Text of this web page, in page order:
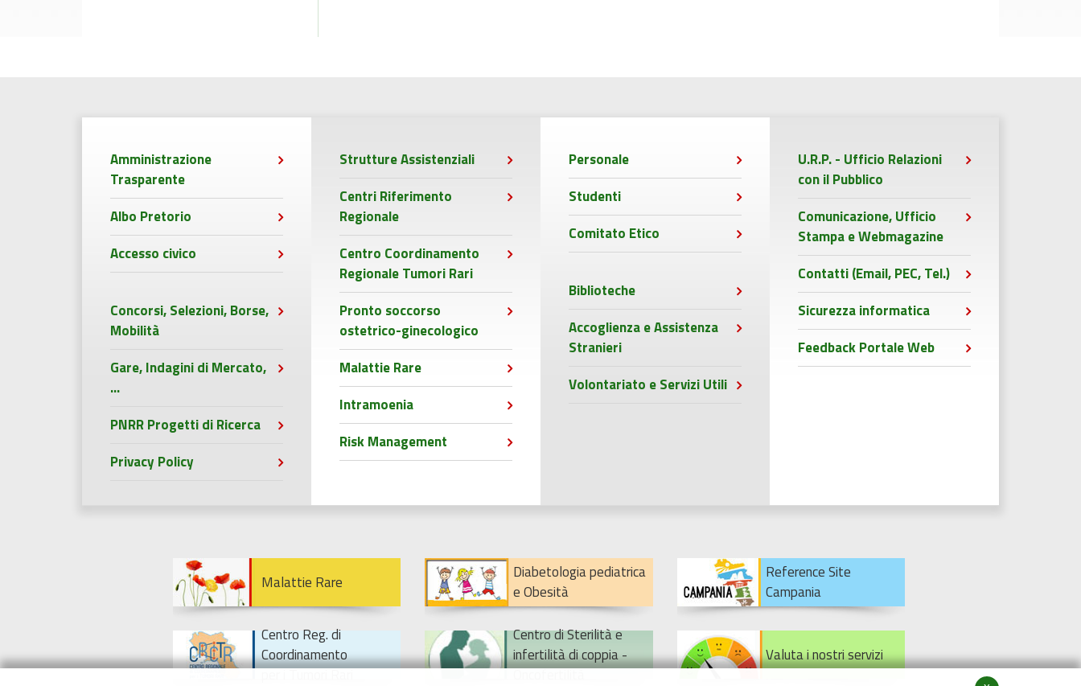
Amministrazione
Trasparente
Albo Pretorio
Accesso civico
Concorsi, Selezioni, Borse,
Mobilità
Gare, Indagini di Mercato,
...
PNRR Progetti di Ricerca
Privacy Policy
Strutture Assistenziali
Centri Riferimento
Regionale
Centro Coordinamento
Regionale Tumori Rari
Pronto soccorso
ostetrico-ginecologico
Malattie Rare
Intramoenia
Risk Management
Personale
Studenti
Comitato Etico
Biblioteche
Accoglienza e Assistenza
Stranieri
Volontariato e Servizi Utili
U.R.P. - Ufficio Relazioni
con il Pubblico
Comunicazione, Ufficio
Stampa e Webmagazine
Contatti (Email, PEC, Tel.)
Sicurezza informatica
Feedback Portale Web
Malattie Rare
Diabetologia pediatrica
e Obesità
Reference Site
Campania
Centro Reg. di
Coordinamento
per i Tumori Rari
Centro di Sterilità e
infertilità di coppia -
Oncofertilità
Valuta i nostri servizi